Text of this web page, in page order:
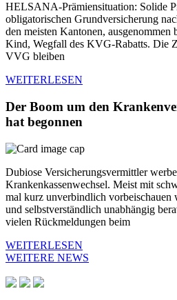
HELSANA-Prämiensituation: Solide
obligatorischen Grundversicherung
den meisten Kantonen, ausgenommen
Kind, Wegfall des KVG-Rabatts. Die
VVG bleiben
WEITERLESEN
Der Boom um den
hat begonnen
Dubiose Versicherungsvermittler
Krankenkassenwechsel. Meist mit
mal kurz unverbindlich vorbeischauen
und selbstverständlich unabhängig
vielen Rückmeldungen beim
WEITERLESEN
WEITERE NEWS